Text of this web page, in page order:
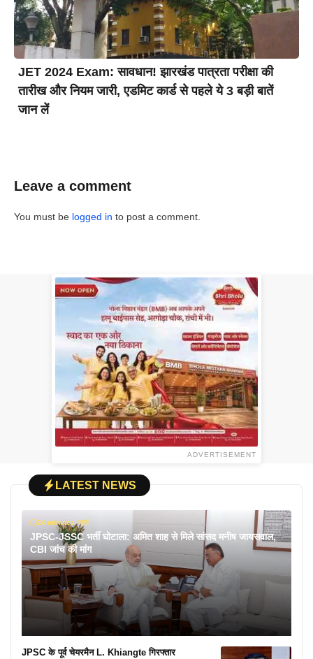
JET 2024 Exam: सावधान! झारखंड पात्रता परीक्षा की
तारीख और नियम जारी, एडमिट कार्ड से पहले ये 3 बड़ी बातें
जान लें
Leave a comment
You must be logged in to post a comment.
ADVERTISEMENT
LATEST NEWS
24 minutes पहले
JPSC-JSSC भर्ती घोटाला: अमित शाह से मिले सांसद मनीष जायसवाल,
CBI जांच की मांग
JPSC के पूर्व चेयरमैन L. Khiangte गिरफ्तार